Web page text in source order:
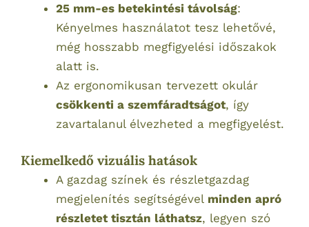
25 mm-es betekintési távolság:
Kényelmes használatot tesz lehetővé,
még hosszabb megfigyelési időszakok
alatt is.
Az ergonomikusan tervezett okulár
csökkenti a szemfáradtságot, így
zavartalanul élvezheted a megfigyelést.
Kiemelkedő vizuális hatások
A gazdag színek és részletgazdag
megjelenítés segítségével minden apró
részletet tisztán láthatsz, legyen szó